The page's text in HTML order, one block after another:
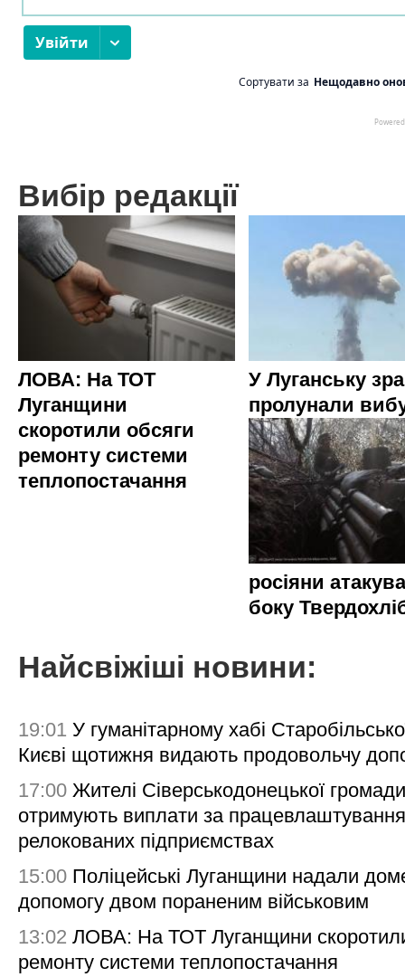
Вибір редакції
ЛОВА: На ТОТ
Луганщини
скоротили обсяги
ремонту системи
теплопостачання
У Луганську
пролунали
росіяни
боку
Найсвіжіші новини:
19:01 У гуманітарному хабі
Києві щотижня видають продовольчу
17:00 Жителі Сіверськодонецької
отримують виплати за
релокованих підприємствах
15:00 Поліцейські Луганщини надали
допомогу двом пораненим військовим
13:02 ЛОВА: На ТОТ Луганщини
ремонту системи теплопостачання